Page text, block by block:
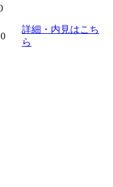
詳細・内見はこち
ら